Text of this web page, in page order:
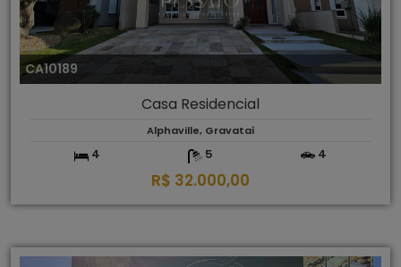
CA10189
Casa Residencial
Alphaville, Gravataí
4 5 4
R$ 32.000,00